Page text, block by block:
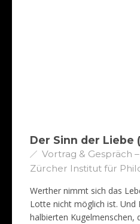
Der Sinn der Liebe
Vortrag & Gespräch
Zürcher Institut für
Werther nimmt sich das
Lotte nicht möglich ist.
halbierten Kugelmenschen,